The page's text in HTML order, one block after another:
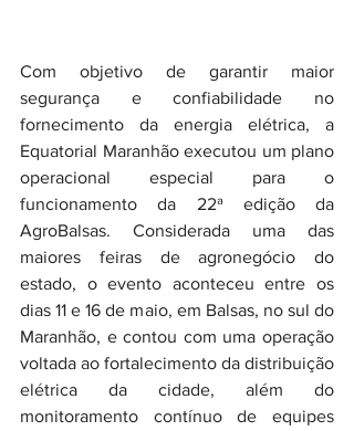
Com objetivo de garantir maior
segurança e confiabilidade no
fornecimento da energia elétrica, a
Equatorial Maranhão executou um plano
operacional especial para o
funcionamento da 22ª edição da
AgroBalsas. Considerada uma das
maiores feiras de agronegócio do
estado, o evento aconteceu entre os
dias 11 e 16 de maio, em Balsas, no sul do
Maranhão, e contou com uma operação
voltada ao fortalecimento da distribuição
elétrica da cidade, além do
monitoramento contínuo de equipes